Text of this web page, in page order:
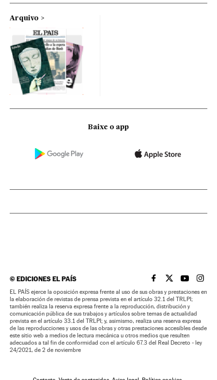
Arquivo
Baixe o app
©EDICIONES EL PAÍS EL PAÍS BRASIL EN
EL PAÍSEL PAÍS
EL
EL PAÍS ejerce la oposición expresa frente al uso de sus obras y prestaciones en
la elaboración de revistas de prensa prevista en el artículo 32.1 del TRLPI;
también realiza la reserva expresa frente a la reproducción, distribución y
comunicación pública de sus trabajos y artículos sobre temas de actualidad
prevista en el artículo 33.1 del TRLPI; y, asimismo, realiza una reserva expresa
de las reproducciones y usos de las obras y otras prestaciones accesibles desde
este sitio web a medios de lectura mecánica u otros medios que resulten
adecuados a tal fin de conformidad con el artículo 67.3 del Real Decreto - ley
24/2021, de 2 de noviembre